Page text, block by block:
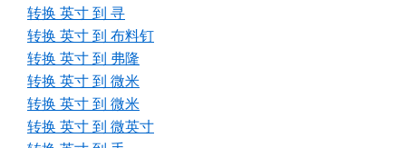
转换 英寸 到 寻
转换 英寸 到 布料钉
转换 英寸 到 弗隆
转换 英寸 到 微米
转换 英寸 到 微米
转换 英寸 到 微英寸